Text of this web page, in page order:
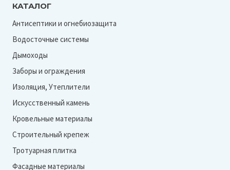
КАТАЛОГ
Антисептики и огнебиозащита
Водосточные системы
Дымоходы
Заборы и ограждения
Изоляция, Утеплители
Искусственный камень
Кровельные материалы
Строительный крепеж
Тротуарная плитка
Фасадные материалы